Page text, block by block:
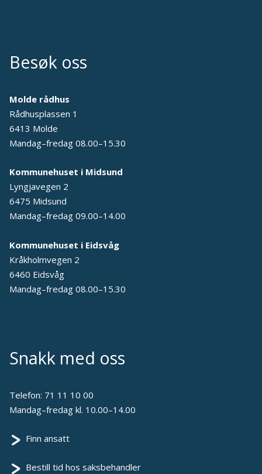
Besøk oss
Molde rådhus
Rådhusplassen 1
6413 Molde
Mandag–fredag 08.00–15.30
Kommunehuset i Midsund
Lyngjavegen 2
6475 Midsund
Mandag–fredag 09.00–14.00
Kommunehuset i Eidsvåg
Kråkholmvegen 2
6460 Eidsvåg
Mandag–fredag 08.00–15.30
Snakk med oss
Telefon: 71 11 10 00
Mandag–fredag kl. 10.00–14.00
Finn ansatt
Bestill tid hos saksbehandler